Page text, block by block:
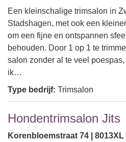
Een kleinschalige trimsalon in
Stadshagen, met ook een
om een fijne en ontspannen
behouden. Door 1 op 1 te
salon zonder al te veel
ik…
Type bedrijf: Trimsalon
Hondentrimsalon Jits
Korenbloemstraat 74 | 8013XL